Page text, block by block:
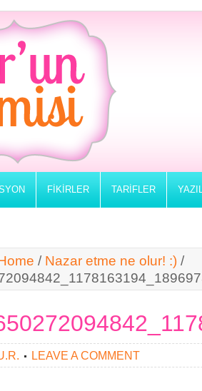
FIKIRLER TARIFLER
/ Nazar etme ne olur! :) /
LEAVE A COMMENT